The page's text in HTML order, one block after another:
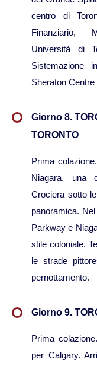
Viaggi in
Europa
Medio
Viaggi in
Viaggi in
Nord America
Viaggi in
Viaggi in
Viaggi in USA
Viaggi in
centro di
Finanziario,
Università di
Sistemazione
Sheraton
Giorno 8.
TORONTO
Prima
Niagara, una
Crociera sotto
panoramica.
Parkway e
stile coloniale.
le strade
pernottamento.
Giorno 9.
Prima
per Calgary.